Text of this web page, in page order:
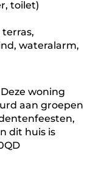
toilet)
wateralarm,
woning
aan groepen
dit huis is